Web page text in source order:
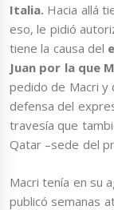
Italia. Hacia allá
eso, le pidió
tiene la causa del
Juan por la que
pedido de Macri y
defensa del
travesía que
Qatar –sede del
Macri tenía en su
publicó semanas